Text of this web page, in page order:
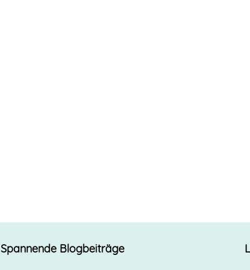
Spannende Blogbeiträge